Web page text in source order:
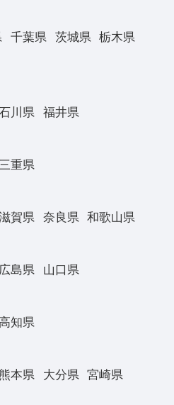
千葉県 茨城県
栃木県
川県 福井県
三重県
賀県 奈良県 和歌山県
広島県 山口県
知県
熊本県 大分県
宮崎県